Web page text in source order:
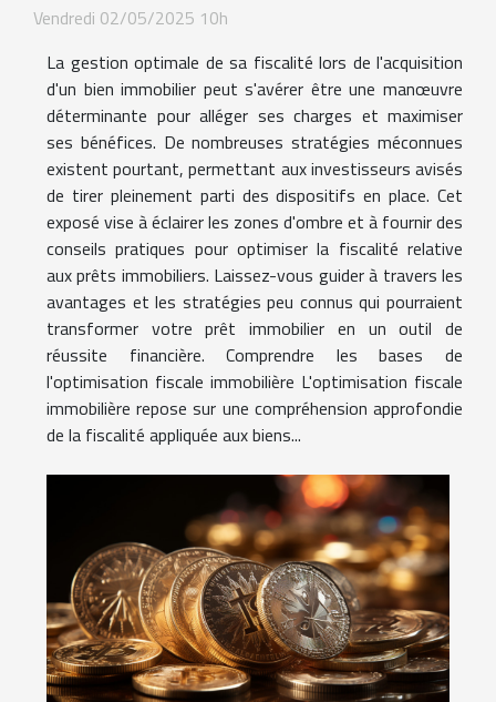
Vendredi 02/05/2025 10h
La gestion optimale de sa fiscalité lors de l'acquisition
d'un bien immobilier peut s'avérer être une manœuvre
déterminante pour alléger ses charges et maximiser
ses bénéfices. De nombreuses stratégies méconnues
existent pourtant, permettant aux investisseurs avisés
de tirer pleinement parti des dispositifs en place. Cet
exposé vise à éclairer les zones d'ombre et à fournir des
conseils pratiques pour optimiser la fiscalité relative
aux prêts immobiliers. Laissez-vous guider à travers les
avantages et les stratégies peu connus qui pourraient
transformer votre prêt immobilier en un outil de
réussite financière. Comprendre les bases de
l'optimisation fiscale immobilière L'optimisation fiscale
immobilière repose sur une compréhension approfondie
de la fiscalité appliquée aux biens...